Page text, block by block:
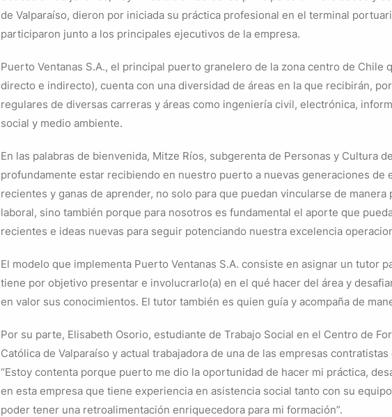
de Valparaíso, dieron por iniciada su práctica profesional en el terminal
participaron junto a los principales ejecutivos de la empresa.
Puerto Ventanas S.A., el principal puerto granelero de la zona centro de Chile
directo e indirecto), cuenta con una diversidad de áreas en la que recibirán,
regulares de diversas carreras y áreas como ingeniería civil, electrónica,
social y medio ambiente.
En las palabras de bienvenida, Mitze Ríos, subgerenta de Personas y Cultura
profundamente estar recibiendo en nuestro puerto a nuevas generaciones de
recientes y ganas de aprender, no solo para que puedan vincularse de
laboral, sino también porque para nosotros es fundamental el aporte que
recientes e ideas nuevas para seguir potenciando nuestra excelencia
El modelo que implementa Puerto Ventanas S.A. consiste en asignar un tutor
tiene por objetivo presentar e involucrarlo(a) en el qué hacer del área y
en valor sus conocimientos. El tutor también es quien guía y acompaña de
Por su parte, Elisabeth Osorio, estudiante de Trabajo Social en el Centro de
Católica de Valparaíso y actual trabajadora de una de las empresas
“Estoy contenta porque puerto me dio la oportunidad de hacer mi práctica,
en esta empresa que tiene experiencia en asistencia social tanto con su
poder tener una retroalimentación enriquecedora para mi formación”.